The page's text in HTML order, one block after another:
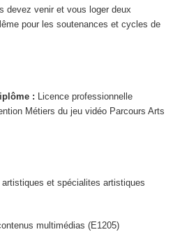
devez venir et vous loger deux
pour les soutenances et cycles de
: Licence professionnelle
Métiers du jeu vidéo Parcours Arts
et spécialites artistiques
multimédias (E1205)